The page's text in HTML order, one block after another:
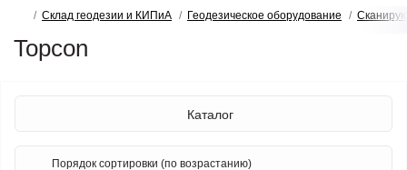
Склад геодезии и КИПиА Геодезическое оборудование
Topcon
Каталог